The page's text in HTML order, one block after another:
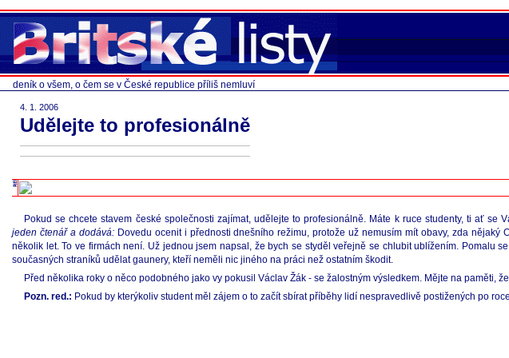
deník o všem, o čem se v České republice příliš nemluví
4. 1. 2006
Udělejte to profesionálně
Pokud se chcete stavem české společnosti zajímat, udělejte to profesionálně. Máte k ruce studenty, ti ať
jeden čtenář a dodává:Dovedu ocenit i přednosti dnešního režimu, protože už nemusím mít obavy, zda
několik let. To ve firmách není. Už jednou jsem napsal, že bych se styděl veřejně se chlubit ublížením. Pomalu
současných straníků udělat gaunery, kteří neměli nic jiného na práci než ostatním škodit.
Před několika roky o něco podobného jako vy pokusil Václav Žák - se žalostným výsledkem. Mějte na paměti,
Pozn. red.: Pokud by kterýkoliv student měl zájem o to začít sbírat příběhy lidí nespravedlivě postižených po